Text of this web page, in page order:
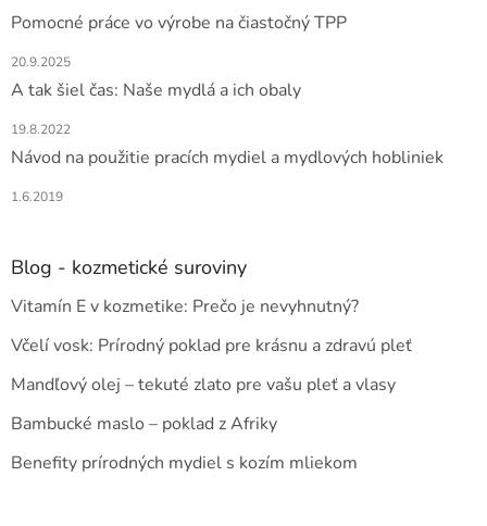
r
v
y
v
i
Pomocné práce vo výrobe na čiastočný TPP
20.9.2025
A tak šiel čas: Naše mydlá a ich obaly
19.8.2022
Návod na použitie pracích mydiel a mydlových hobliniek
1.6.2019
Blog - kozmetické suroviny
Vitamín E v kozmetike: Prečo je nevyhnutný?
Včelí vosk: Prírodný poklad pre krásnu a zdravú pleť
Mandľový olej – tekuté zlato pre vašu pleť a vlasy
Bambucké maslo – poklad z Afriky
Benefity prírodných mydiel s kozím mliekom